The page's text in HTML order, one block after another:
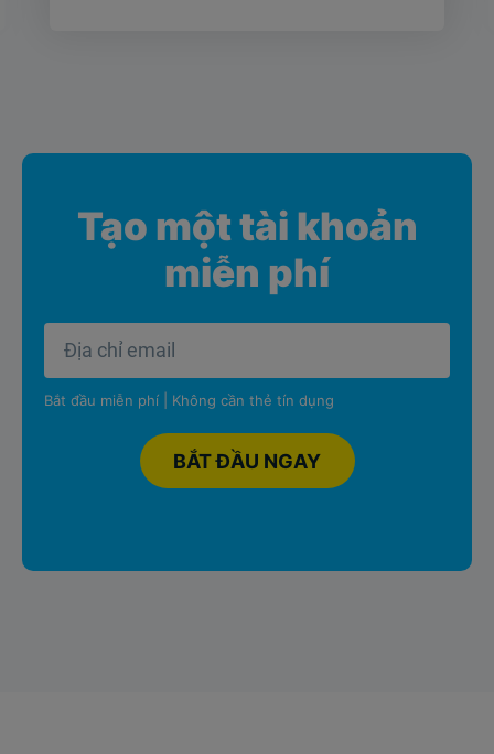
Tạo một tài khoản
miễn phí
Bắt đầu miễn phí | Không cần thẻ tín dụng
BẮT ĐẦU NGAY